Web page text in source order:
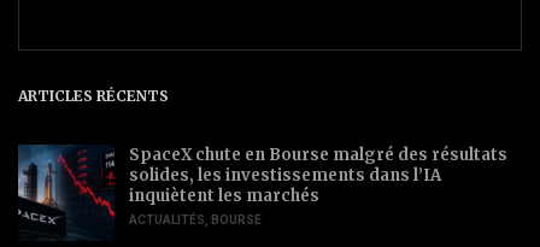
ARTICLES RÉCENTS
SpaceX chute en Bourse malgré des résultats
solides, les investissements dans l’IA
inquiètent les marchés
ACTUALITÉS, BOURSE